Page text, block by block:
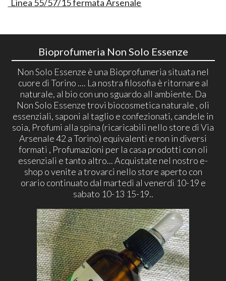
Linea 55/57/15 fermata Arsenale
Bioprofumeria Non Solo Essenze
Non Solo Essenze è una Bioprofumeria situata nel
cuore di Torino .... La nostra filosofia è ritornare al
naturale, al bio con uno sguardo all ambiente. Da
Non Solo Essenze trovi biocosmetica naturale , oli
essenziali, saponi al taglio e confezionati, candele in
soia, Profumi alla spina (ricaricabili nello store di Via
Arsenale 42 a Torino) equivalenti e non in diversi
formati , Profumazioni per la casa prodotti con oli
essenziali e tanto altro... Acquistate nel nostro e-
shop o venite a trovarci nello store aperto con
orario continuato dal martedì al venerdì 10-19 e
sabato 10-13 15-19..